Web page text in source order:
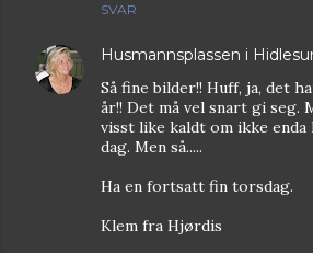
SVAR
Husmannsplassen i
Så fine bilder!! Huff, ja, det
år!! Det må vel snart gi seg.
visst like kaldt om ikke
dag. Men så.....
Ha en fortsatt fin torsdag.
Klem fra Hjørdis